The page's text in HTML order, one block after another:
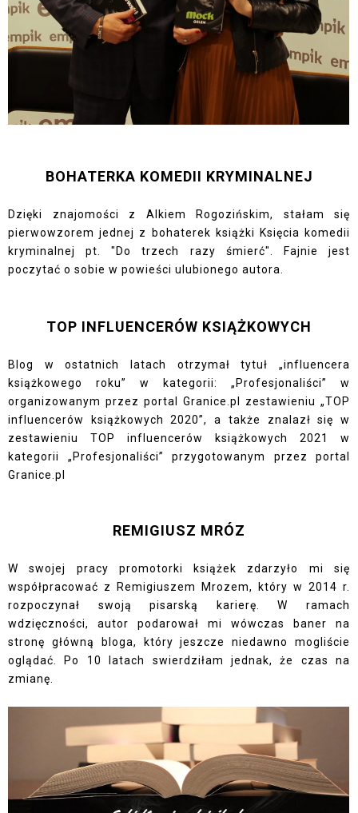
BOHATERKA KOMEDII KRYMINALNEJ
Dzięki znajomości z Alkiem Rogozińskim, stałam się
pierwowzorem jednej z bohaterek książki Księcia komedii
kryminalnej pt. "Do trzech razy śmierć". Fajnie jest
poczytać o sobie w powieści ulubionego autora.
TOP INFLUENCERÓW KSIĄŻKOWYCH
Blog w ostatnich latach otrzymał tytuł „influencera
książkowego roku” w kategorii: „Profesjonaliści” w
organizowanym przez portal Granice.pl zestawieniu „TOP
influencerów książkowych 2020”, a także znalazł się w
zestawieniu TOP influencerów książkowych 2021 w
kategorii „Profesjonaliści” przygotowanym przez portal
Granice.pl
REMIGIUSZ MRÓZ
W swojej pracy promotorki książek zdarzyło mi się
współpracować z Remigiuszem Mrozem, który w 2014 r.
rozpoczynał swoją pisarską karierę. W ramach
wdzięczności, autor podarował mi wówczas baner na
stronę główną bloga, który jeszcze niedawno mogliście
oglądać. Po 10 latach swierdziłam jednak, że czas na
zmianę.